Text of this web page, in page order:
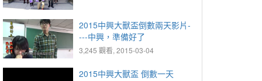
2015中興大獸盃倒數兩天影片-
---中興，準備好了
3,245 觀看, 2015-03-04
2015中興大獸盃 倒數一天